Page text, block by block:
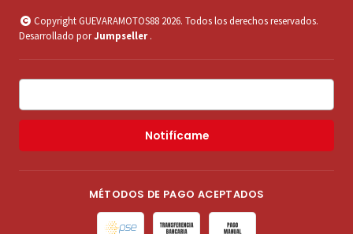
Copyright GUEVARAMOTOS88 2026. Todos los derechos reservados.
Desarrollado porJumpseller .
Notifícame
MÉTODOS DE PAGO ACEPTADOS